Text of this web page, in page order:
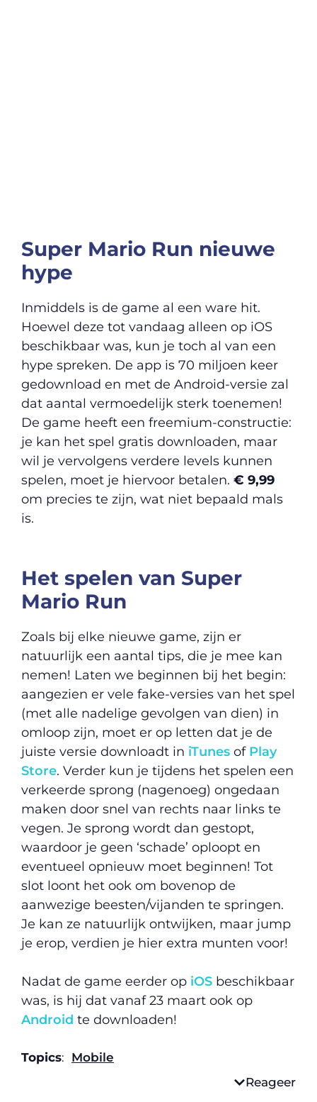
Super Mario Run nieuwe
hype
Inmiddels is de game al een ware hit.
Hoewel deze tot vandaag alleen op iOS
beschikbaar was, kun je toch al van een
hype spreken. De app is 70 miljoen keer
gedownload en met de Android-versie zal
dat aantal vermoedelijk sterk toenemen!
De game heeft een freemium-constructie:
je kan het spel gratis downloaden, maar
wil je vervolgens verdere levels kunnen
spelen, moet je hiervoor betalen. € 9,99
om precies te zijn, wat niet bepaald mals
is.
Het spelen van Super
Mario Run
Zoals bij elke nieuwe game, zijn er
natuurlijk een aantal tips, die je mee kan
nemen! Laten we beginnen bij het begin:
aangezien er vele fake-versies van het spel
(met alle nadelige gevolgen van dien) in
omloop zijn, moet er op letten dat je de
juiste versie downloadt in iTunes of Play
Store. Verder kun je tijdens het spelen een
verkeerde sprong (nagenoeg) ongedaan
maken door snel van rechts naar links te
vegen. Je sprong wordt dan gestopt,
waardoor je geen ‘schade’ oploopt en
eventueel opnieuw moet beginnen! Tot
slot loont het ook om bovenop de
aanwezige beesten/vijanden te springen.
Je kan ze natuurlijk ontwijken, maar jump
je erop, verdien je hier extra munten voor!
Nadat de game eerder op iOS beschikbaar
was, is hij dat vanaf 23 maart ook op
Android te downloaden!
Topics: Mobile
Reageer